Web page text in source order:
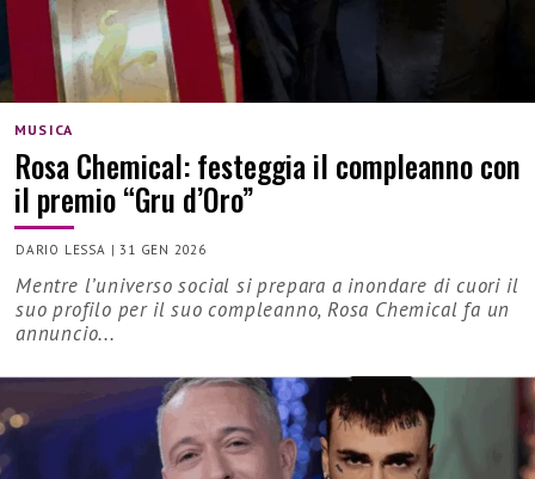
MUSICA
Rosa Chemical: festeggia il compleanno con
il premio “Gru d’Oro”
DARIO LESSA |31 GEN 2026
Mentre l’universo social si prepara a inondare di cuori il
suo profilo per il suo compleanno, Rosa Chemical fa un
annuncio...